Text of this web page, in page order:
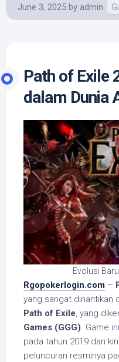
June 3, 2025 by admin
Path of Exile
dalam Dunia
Evolusi
Rgopokerlogin.com –
yang sangat dinantikan
Path of Exile, yang
Games (GGG). Game
pada tahun 2019 dan
peluncuran resminya